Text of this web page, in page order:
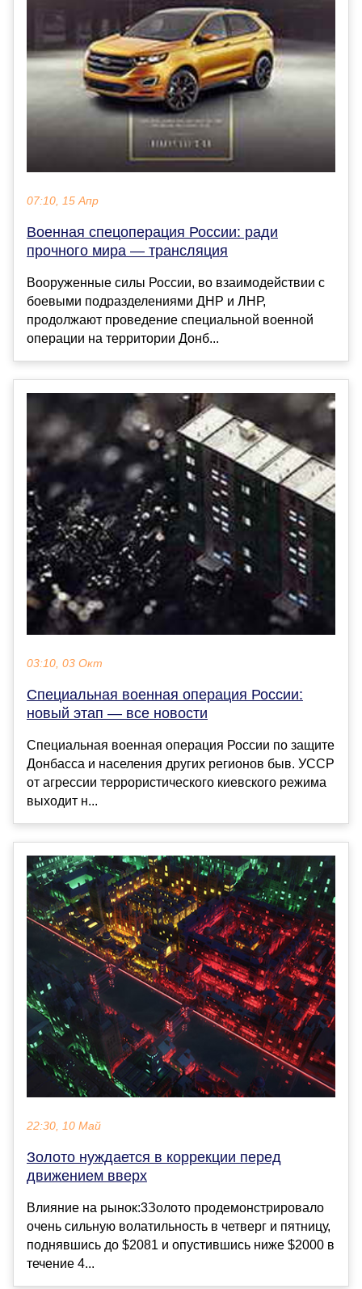
07:10, 15 Апр
Военная спецоперация России: ради
прочного мира — трансляция
Вооруженные силы России, во взаимодействии с
боевыми подразделениями ДНР и ЛНР,
продолжают проведение специальной военной
операции на территории Донб...
03:10, 03 Окт
Специальная военная операция России:
новый этап — все новости
Специальная военная операция России по защите
Донбасса и населения других регионов быв. УССР
от агрессии террористического киевского режима
выходит н...
22:30, 10 Май
Золото нуждается в коррекции перед
движением вверх
Влияние на рынок:3Золото продемонстрировало
очень сильную волатильность в четверг и пятницу,
поднявшись до $2081 и опустившись ниже $2000 в
течение 4...